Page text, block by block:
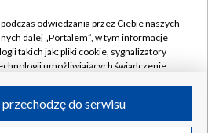
Kontakt
Kanały
Polska S.A. w likwidacji
odwiedzania przez Ciebie naszych
dalej „Portalem”, w tym informacje
takich jak: pliki cookie, sygnalizatory
umożliwiających świadczenie
do serwisu